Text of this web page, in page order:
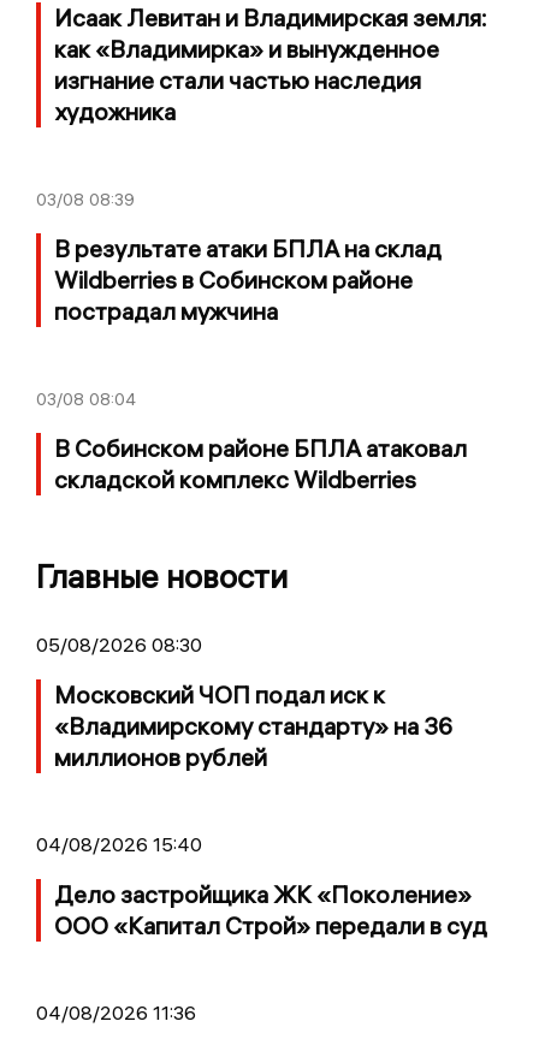
Исаак Левитан и Владимирская земля:
как «Владимирка» и вынужденное
изгнание стали частью наследия
художника
03/08 08:39
В результате атаки БПЛА на склад
Wildberries в Собинском районе
пострадал мужчина
03/08 08:04
В Собинском районе БПЛА атаковал
складской комплекс Wildberries
Главные новости
05/08/2026 08:30
Московский ЧОП подал иск к
«Владимирскому стандарту» на 36
миллионов рублей
04/08/2026 15:40
Дело застройщика ЖК «Поколение»
ООО «Капитал Строй» передали в суд
04/08/2026 11:36